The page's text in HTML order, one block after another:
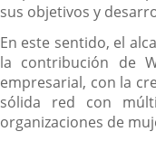
sus objetivos y
En este sentido, el
la contribución de
empresarial, con la
sólida red con
organizaciones de